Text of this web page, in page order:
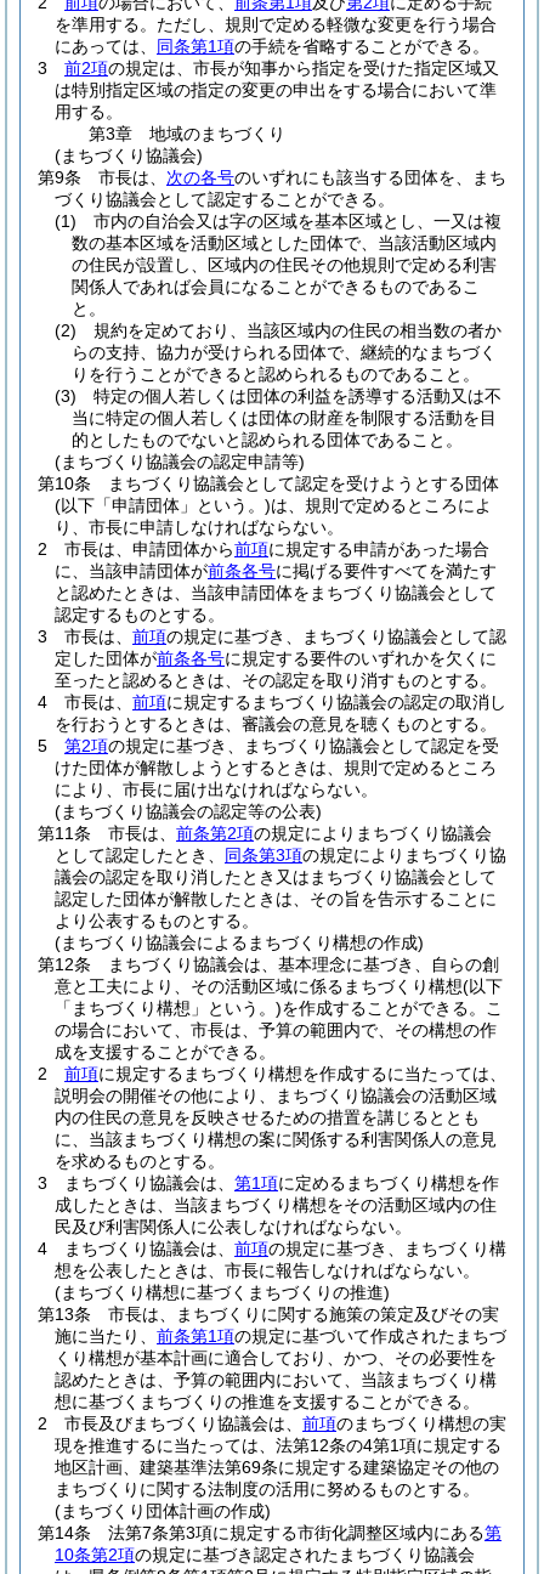
を準用する。 ただし、規則で定める軽微な変更を行う場合
にあっては、 同条第1項の手続を省略することができる。
3
前2項の規定は、市長が知事から指定を受けた指定区域又
は特別指定区域の指定の変更の申出をする場合において準
用する。
第3章
地域のまちづくり
(まちづくり協議会)
第9条
市長は、 次の各号のいずれにも該当する団体を、まち
づくり協議会として認定することができる。
(1)
市内の自治会又は字の区域を基本区域とし、一又は複
数の基本区域を活動区域とした団体で、当該活動区域内
の住民が設置し、区域内の住民その他規則で定める利害
関係人であれば会員になることができるものであるこ
と。
(2)
規約を定めており、当該区域内の住民の相当数の者か
らの支持、協力が受けられる団体で、継続的なまちづく
りを行うことができると認められるものであること。
(3)
特定の個人若しくは団体の利益を誘導する活動又は不
当に特定の個人若しくは団体の財産を制限する活動を目
的としたものでないと認められる団体であること。
(まちづくり協議会の認定申請等)
第10条
まちづくり協議会として認定を受けようとする団体
(以下「申請団体」という。)は、規則で定めるところによ
り、市長に申請しなければならない。
2
市長は、申請団体から前項に規定する申請があった場合
に、当該申請団体が前条各号に掲げる要件すべてを満たす
と認めたときは、当該申請団体をまちづくり協議会として
認定するものとする。
3
市長は、 前項の規定に基づき、まちづくり協議会として認
定した団体が前条各号に規定する要件のいずれかを欠くに
至ったと認めるときは、その認定を取り消すものとする。
4
市長は、 前項に規定するまちづくり協議会の認定の取消し
を行おうとするときは、審議会の意見を聴くものとする。
5
第2項の規定に基づき、まちづくり協議会として認定を受
けた団体が解散しようとするときは、規則で定めるところ
により、市長に届け出なければならない。
(まちづくり協議会の認定等の公表)
第11条
市長は、 前条第2項の規定によりまちづくり協議会
として認定したとき、 同条第3項の規定によりまちづくり協
議会の認定を取り消したとき又はまちづくり協議会として
認定した団体が解散したときは、その旨を告示することに
より公表するものとする。
(まちづくり協議会によるまちづくり構想の作成)
第12条
まちづくり協議会は、基本理念に基づき、自らの創
意と工夫により、その活動区域に係るまちづくり構想(以下
「まちづくり構想」という。)を作成することができる。
こ
の場合において、市長は、予算の範囲内で、その構想の作
成を支援することができる。
2
前項に規定するまちづくり構想を作成するに当たっては、
説明会の開催その他により、まちづくり協議会の活動区域
内の住民の意見を反映させるための措置を講じるととも
に、当該まちづくり構想の案に関係する利害関係人の意見
を求めるものとする。
3
まちづくり協議会は、 第1項に定めるまちづくり構想を作
成したときは、当該まちづくり構想をその活動区域内の住
民及び利害関係人に公表しなければならない。
4
まちづくり協議会は、 前項の規定に基づき、まちづくり構
想を公表したときは、市長に報告しなければならない。
(まちづくり構想に基づくまちづくりの推進)
第13条
市長は、まちづくりに関する施策の策定及びその実
施に当たり、 前条第1項の規定に基づいて作成されたまちづ
くり構想が基本計画に適合しており、かつ、その必要性を
認めたときは、予算の範囲内において、当該まちづくり構
想に基づくまちづくりの推進を支援することができる。
2
市長及びまちづくり協議会は、 前項のまちづくり構想の実
現を推進するに当たっては、法第12条の4第1項に規定する
地区計画、建築基準法第69条に規定する建築協定その他の
まちづくりに関する法制度の活用に努めるものとする。
(まちづくり団体計画の作成)
第14条
法第7条第3項に規定する市街化調整区域内にある第
10条第2項の規定に基づき認定されたまちづくり協議会